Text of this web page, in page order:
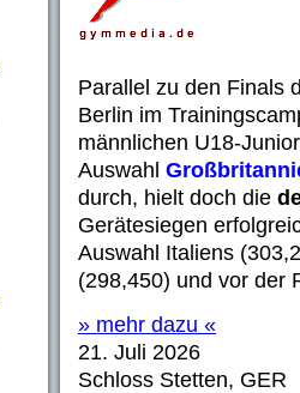
Parallel zu den Finals
Berlin im
männlichen U18-
Auswahl
durch, hielt doch die
Gerätesiegen
Auswahl Italiens
(298,450) und vor der
» mehr dazu «
21. Juli 2026
Schloss Stetten, GER